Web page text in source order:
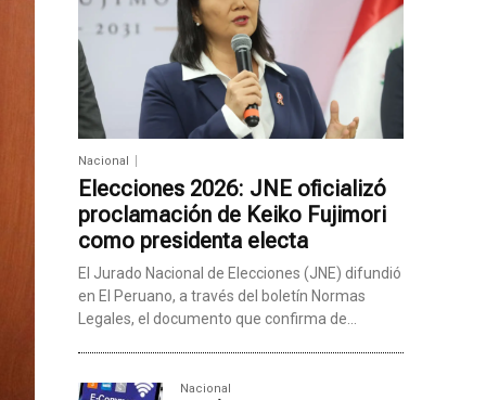
Nacional
Elecciones 2026: JNE oficializó
proclamación de Keiko Fujimori
como presidenta electa
El Jurado Nacional de Elecciones (JNE) difundió
en El Peruano, a través del boletín Normas
Legales, el documento que confirma de...
Nacional